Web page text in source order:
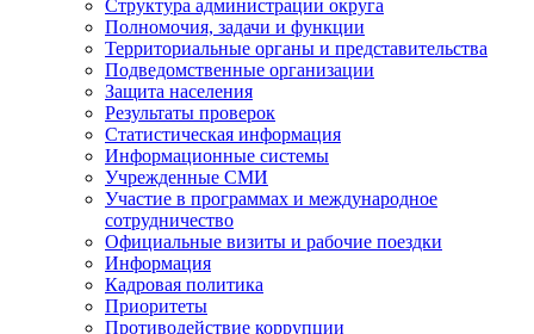
Структура администрации округа
Полномочия, задачи и функции
Территориальные органы и представительства
Подведомственные организации
Защита населения
Результаты проверок
Статистическая информация
Информационные системы
Учрежденные СМИ
Участие в программах и международное
сотрудничество
Официальные визиты и рабочие поездки
Информация
Кадровая политика
Приоритеты
Противодействие коррупции